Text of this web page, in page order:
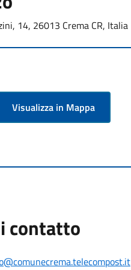
14, 26013 Crema CR, Italia
Visualizza in Mappa
contatto